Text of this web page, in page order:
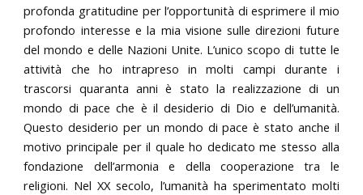
profonda gratitudine per l’opportunità di esprimere il mio
profondo interesse e la mia visione sulle direzioni future
del mondo e delle Nazioni Unite. L’unico scopo di tutte le
attività che ho intrapreso in molti campi durante i
trascorsi quaranta anni è stato la realizzazione di un
mondo di pace che è il desiderio di Dio e dell’umanità.
Questo desiderio per un mondo di pace è stato anche il
motivo principale per il quale ho dedicato me stesso alla
fondazione dell’armonia e della cooperazione tra le
religioni. Nel XX secolo, l’umanità ha sperimentato molti